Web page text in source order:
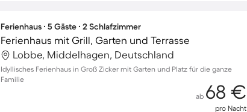
Ferienhaus ∙ 5 Gäste ∙ 2 Schlafzimmer
Ferienhaus mit Grill, Garten und Terrasse
Lobbe, Middelhagen, Deutschland
Idyllisches Ferienhaus in Groß Zicker mit Garten und Platz für die ganze
Familie
ab 68 €
pro Nacht